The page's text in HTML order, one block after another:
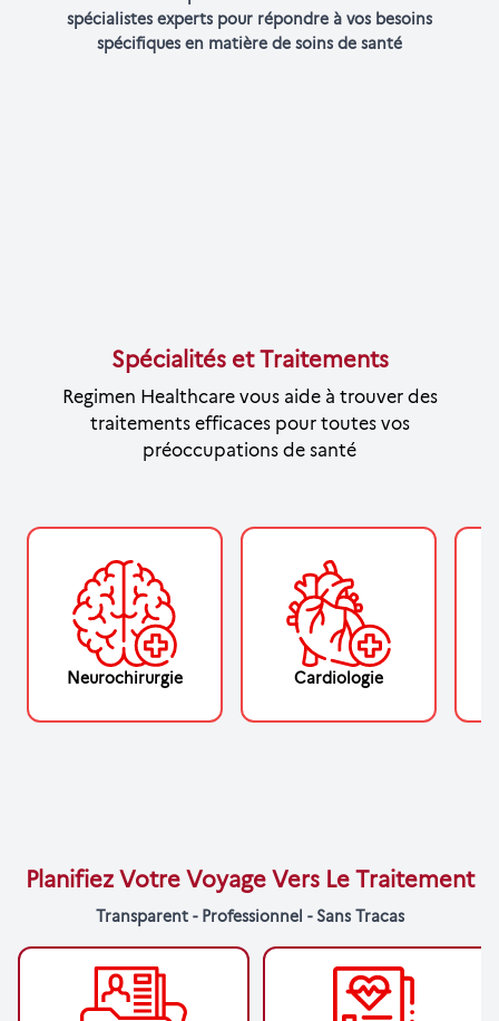
spécialistes experts pour répondre à vos besoins
spécifiques en matière de soins de santé
Spécialités et Traitements
Regimen Healthcare vous aide à trouver des
traitements efficaces pour toutes vos
préoccupations de santé
Neurochirurgie Cardiologie
Planifiez Votre Voyage Vers Le Traitement
Transparent - Professionnel - Sans Tracas